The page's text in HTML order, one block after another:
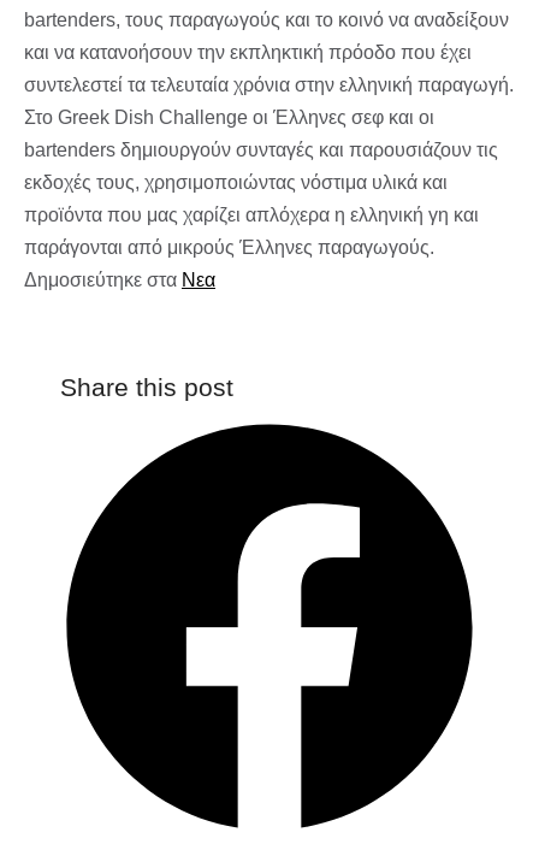
bartenders, τους παραγωγούς και το κοινό να αναδείξουν
και να κατανοήσουν την εκπληκτική πρόοδο που έχει
συντελεστεί τα τελευταία χρόνια στην ελληνική παραγωγή.
Στο Greek Dish Challenge οι Έλληνες σεφ και οι
bartenders δημιουργούν συνταγές και παρουσιάζουν τις
εκδοχές τους, χρησιμοποιώντας νόστιμα υλικά και
προϊόντα που μας χαρίζει απλόχερα η ελληνική γη και
παράγονται από μικρούς Έλληνες παραγωγούς.
Δημοσιεύτηκε στα Νεα
Share this post